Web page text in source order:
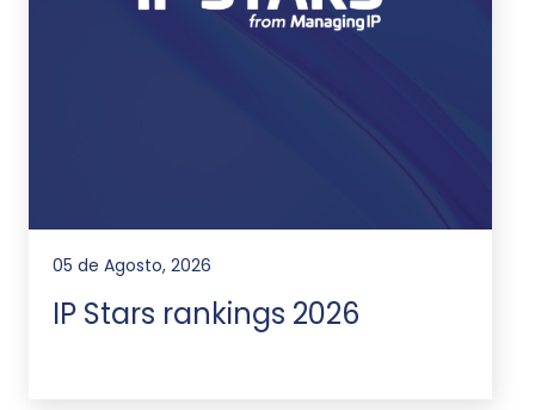
05 de Agosto, 2026
IP Stars rankings 2026